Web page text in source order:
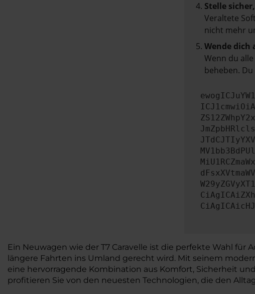
Stelle
Veraltete
nicht mehr
Wende dich
Wenn du
beheben.
Ein Neuwagen wie der T7 Caravelle ist die perfekte Wahl
längere Fahrten ins Umland gerecht wird. Mit seinem
eine hervorragende Kombination aus Komfort, Sicherheit
profitieren Sie von den neuesten Technologien, die den